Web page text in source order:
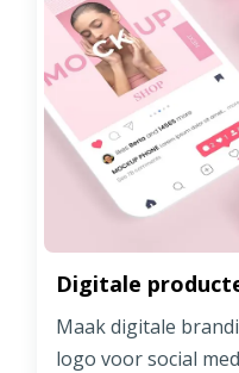
Digitale
Maak digitale
logo voor social